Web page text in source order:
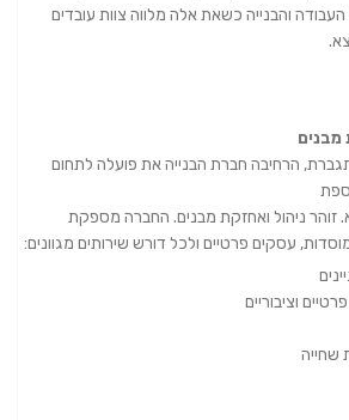
והבנייה כשאת אלה מלווה צוות עובדים
מבנים
הרחיבה חברת הבנייה את פועלה לתחום
זוהר ניהול ואחזקת מבנים. החברה מספקת
מוסדות, עסקים פרטיים ולכל דורש שירותים מגוונים:
וציבוריים
שחייה